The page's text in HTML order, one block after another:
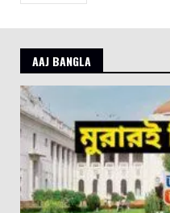
AAJ BANGLA